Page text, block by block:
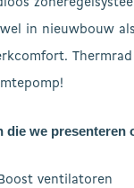
in nieuwbouw
die we presenteren
ventilatoren